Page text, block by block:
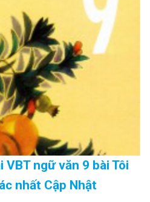
VBT ngữ văn 9 bài Tôi
nhất Cập Nhật